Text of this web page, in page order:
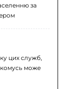
за
цих служб,
комусь може